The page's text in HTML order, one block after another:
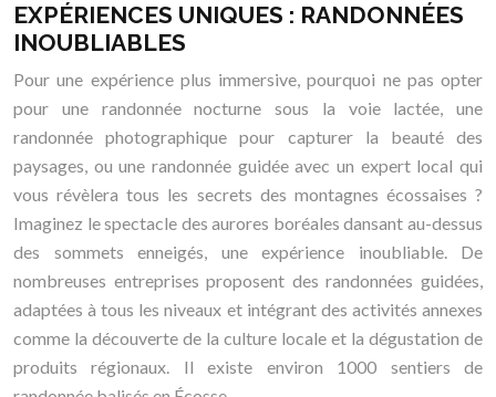
EXPÉRIENCES UNIQUES : RANDONNÉES
INOUBLIABLES
Pour une expérience plus immersive, pourquoi ne pas opter
pour une randonnée nocturne sous la voie lactée, une
randonnée photographique pour capturer la beauté des
paysages, ou une randonnée guidée avec un expert local qui
vous révèlera tous les secrets des montagnes écossaises ?
Imaginez le spectacle des aurores boréales dansant au-dessus
des sommets enneigés, une expérience inoubliable. De
nombreuses entreprises proposent des randonnées guidées,
adaptées à tous les niveaux et intégrant des activités annexes
comme la découverte de la culture locale et la dégustation de
produits régionaux. Il existe environ 1000 sentiers de